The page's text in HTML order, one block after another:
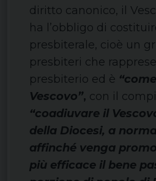
diritto canonico, il
ha l’obbligo di
presbiterale, cioè un
presbiteri che
presbiterio ed è
Vescovo”, con il
“coadiuvare il
della Diocesi, a
affinché venga
più efficace il bene